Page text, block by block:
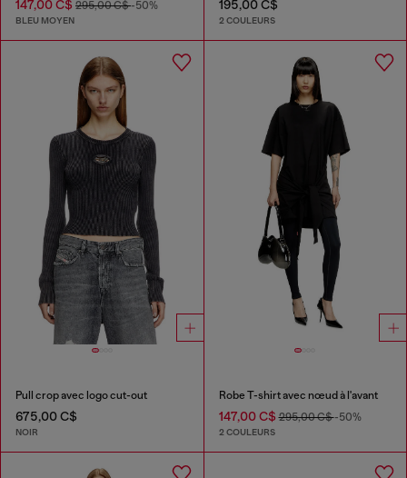
147,00 C$ 295,00 C$-50%
BLEU MOYEN
195,00 C$
2 COULEURS
Pull crop avec logo cut-out
675,00 C$
NOIR
Robe T-shirt avec nœud à l'avant
147,00 C$295,00 C$-50%
2 COULEURS